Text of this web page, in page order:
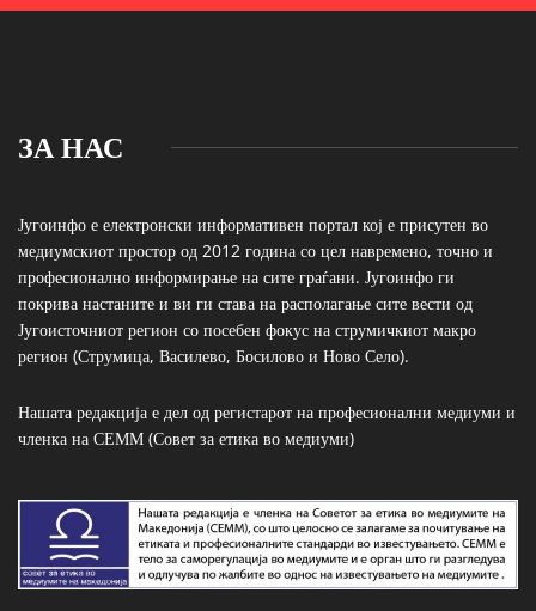
ЗА НАС
Југоинфо е електронски информативен портал кој е присутен во
медиумскиот простор од 2012 година со цел навремено, точно и
професионално информирање на сите граѓани. Југоинфо ги
покрива настаните и ви ги става на располагање сите вести од
Југоисточниот регион со посебен фокус на струмичкиот макро
регион (Струмица, Василево, Босилово и Ново Село).
Нашата редакција е дел од регистарот на професионални медиуми и
членка на СЕММ (Совет за етика во медиуми)